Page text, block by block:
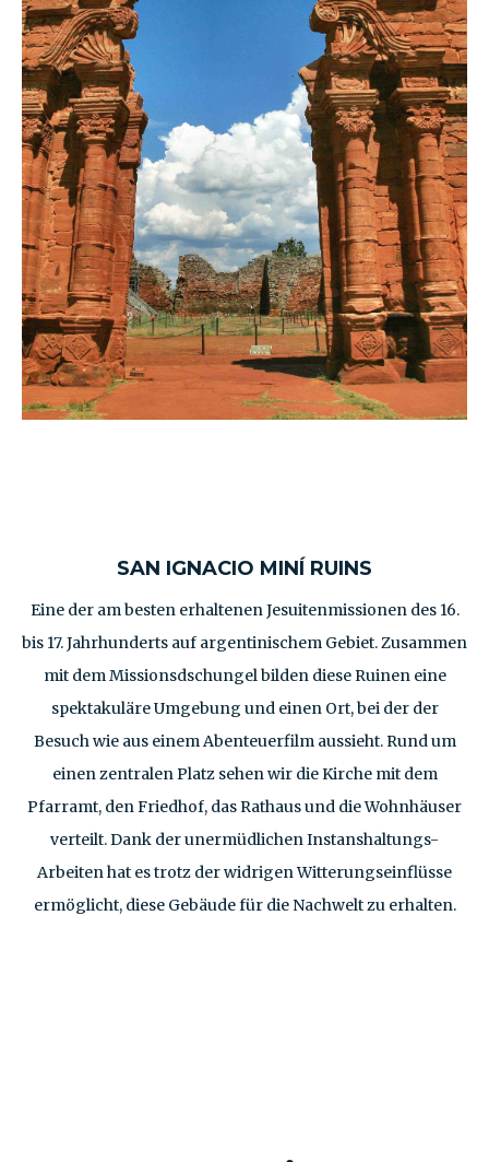
SAN IGNACIO MINÍ RUINS
Eine der am besten erhaltenen Jesuitenmissionen des 16.
bis 17. Jahrhunderts auf argentinischem Gebiet. Zusammen
mit dem Missionsdschungel bilden diese Ruinen eine
spektakuläre Umgebung und einen Ort, bei der der
Besuch wie aus einem Abenteuerfilm aussieht. Rund um
einen zentralen Platz sehen wir die Kirche mit dem
Pfarramt, den Friedhof, das Rathaus und die Wohnhäuser
verteilt. Dank der unermüdlichen Instanshaltungs-
Arbeiten hat es trotz der widrigen Witterungseinflüsse
ermöglicht, diese Gebäude für die Nachwelt zu erhalten.